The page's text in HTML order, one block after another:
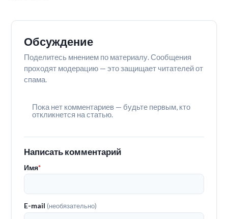
Обсуждение
Поделитесь мнением по материалу. Сообщения
проходят модерацию — это защищает читателей от
спама.
Пока нет комментариев — будьте первым, кто
откликнется на статью.
Написать комментарий
Имя*
E-mail(необязательно)